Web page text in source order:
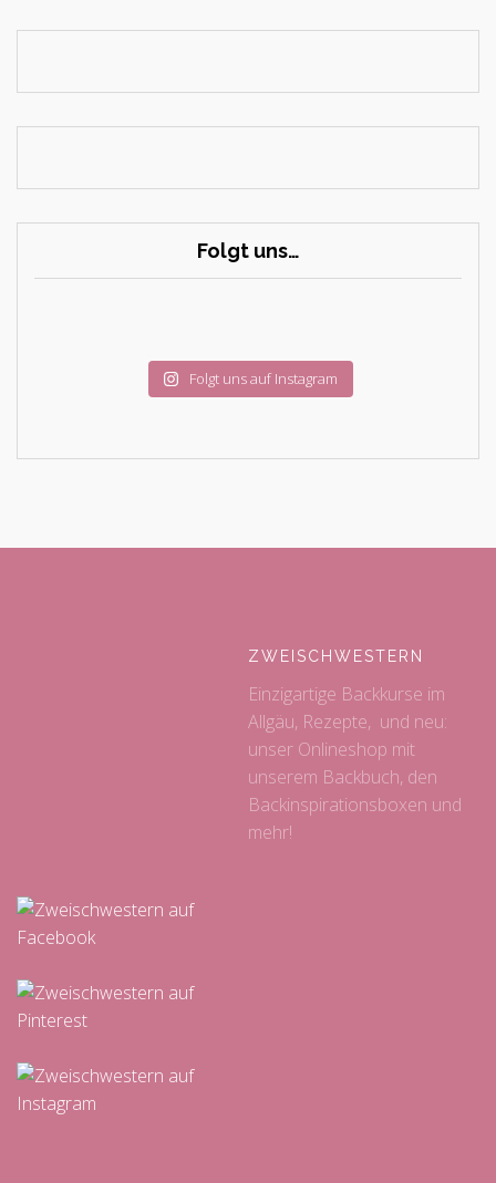
Folgt uns…
Folgt uns auf Instagram
ZWEISCHWESTERN
Einzigartige Backkurse im
Allgäu, Rezepte, und neu:
unser Onlineshop mit
unserem Backbuch, den
Backinspirationsboxen und
mehr!